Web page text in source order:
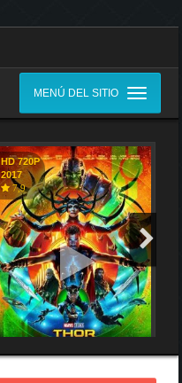
MENÚ DEL SITIO
HD 720P
2017
7,9